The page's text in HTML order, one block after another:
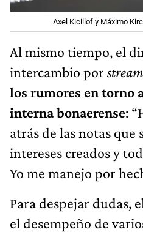
Axel Kicillof y Máximo
Al mismo tiempo, el
intercambio por
los rumores en torno
interna bonaerense:
atrás de las notas que
intereses creados y
Yo me manejo por
Para despejar dudas,
el desempeño de